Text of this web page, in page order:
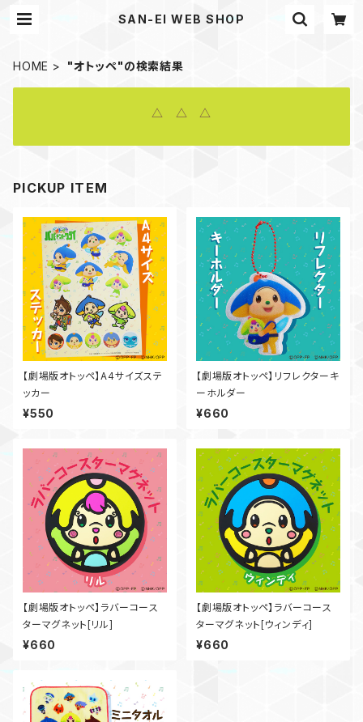
SAN-EI WEB SHOP
HOME "オトッペ"の検索結果
△ △ △
PICKUP ITEM
【劇場版オトッペ】A4サイズステ
ッカー
¥550
【劇場版オトッペ】リフレクターキ
ーホルダー
¥660
【劇場版オトッペ】ラバーコース
ターマグネット[リル]
¥660
【劇場版オトッペ】ラバーコース
ターマグネット[ウィンディ]
¥660